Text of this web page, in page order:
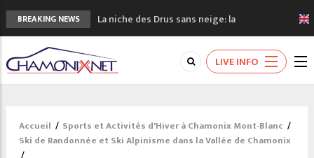
BREAKING NEWS
La niche des Drus sans neige: la
sécheresse en haute montagne
3 bonnes raisons pour visiter le nouveau
Musée du Mont-Blanc
Accidents en montagne: 3 personnes sont
Craft ouvre un nouveau magasin de course
à pied à Chamonix
LIVE INFO
Accueil / Sports et Activités d'Hiver à Chamonix Mont-Blanc /
Ski de Randonnée et Ski Alpinisme dans la Vallée de Chamonix